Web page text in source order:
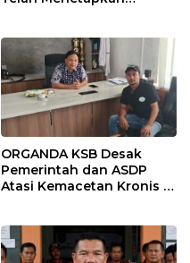
ORGANDA KSB Desak
Pemerintah dan ASDP
Atasi Kemacetan Kronis di